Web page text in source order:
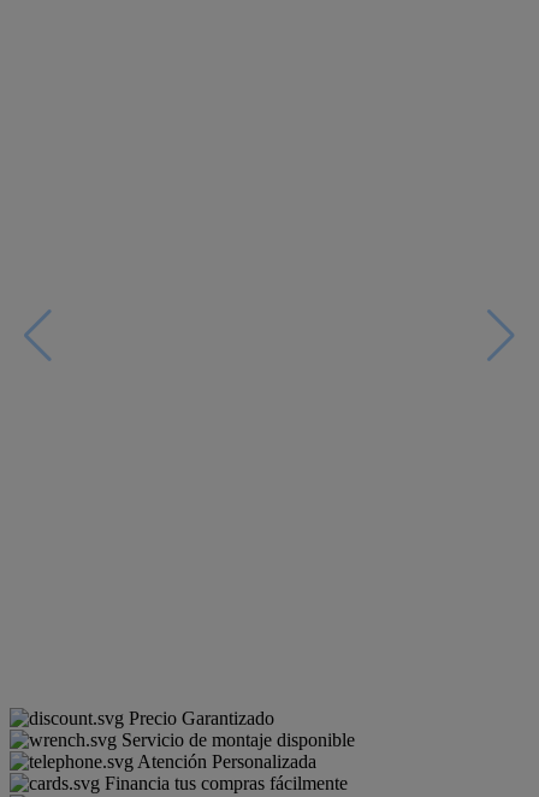
Precio Garantizado
Servicio de montaje disponible
Atención Personalizada
Financia tus compras fácilmente